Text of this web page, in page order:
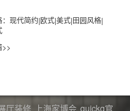
：现代简约|欧式|美式|田园风格|
>>
厅装修 上海家博会 quickq官